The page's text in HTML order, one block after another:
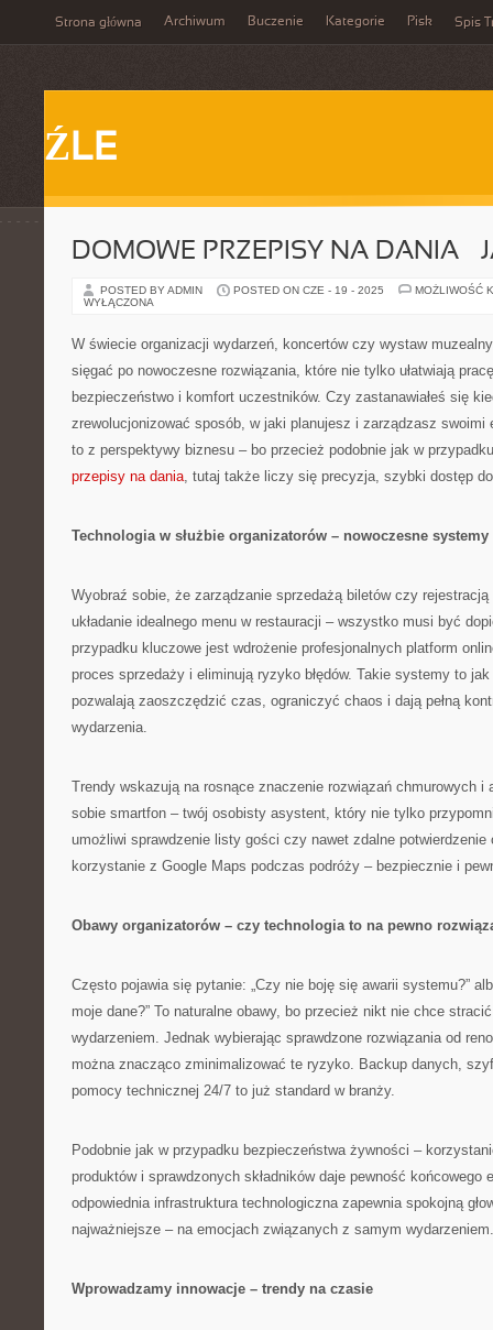
Strona główna Archiwum Buczenie Kategorie Pisk Spis
ŹLE
DOMOWE PRZEPISY NA DANIA –
POSTED BY ADMIN POSTED ON CZE - 19 - 2025
MOŻLIWOŚĆ
WYŁĄCZONA
W świecie organizacji wydarzeń, koncertów czy wystaw
sięgać po nowoczesne rozwiązania, które nie tylko ułatwiają
bezpieczeństwo i komfort uczestników. Czy zastanawiałeś się
zrewolucjonizować sposób, w jaki planujesz i zarządzasz swoimi
to z perspektywy biznesu – bo przecież podobnie jak w
przepisy na dania, tutaj także liczy się precyzja, szybki dostęp
Technologia w służbie organizatorów – nowoczesne
Wyobraź sobie, że zarządzanie sprzedażą biletów czy
układanie idealnego menu w restauracji – wszystko musi być
przypadku kluczowe jest wdrożenie profesjonalnych platform
proces sprzedaży i eliminują ryzyko błędów. Takie systemy to
pozwalają zaoszczędzić czas, ograniczyć chaos i dają pełną
wydarzenia.
Trendy wskazują na rosnące znaczenie rozwiązań chmurowych i
sobie smartfon – twój osobisty asystent, który nie tylko
umożliwi sprawdzenie listy gości czy nawet zdalne potwierdzenie
korzystanie z Google Maps podczas podróży – bezpiecznie i
Obawy organizatorów – czy technologia to na pewno
Często pojawia się pytanie: „Czy nie boję się awarii systemu?”
moje dane?” To naturalne obawy, bo przecież nikt nie chce
wydarzeniem. Jednak wybierając sprawdzone rozwiązania od
można znacząco zminimalizować te ryzyko. Backup danych,
pomocy technicznej 24/7 to już standard w branży.
Podobnie jak w przypadku bezpieczeństwa żywności –
produktów i sprawdzonych składników daje pewność końcowego
odpowiednia infrastruktura technologiczna zapewnia spokojną
najważniejsze – na emocjach związanych z samym wydarzeniem.
Wprowadzamy innowacje – trendy na czasie